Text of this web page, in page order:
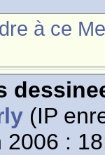
à ce
(IP
2006 :